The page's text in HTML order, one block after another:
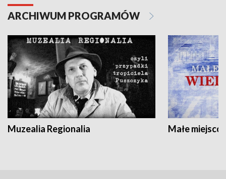
ARCHIWUM PROGRAMÓW
Muzealia Regionalia Małe